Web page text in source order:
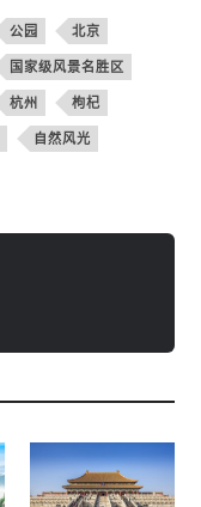
公园 北京
国家级风景名胜区
杭州 枸杞
自然风光